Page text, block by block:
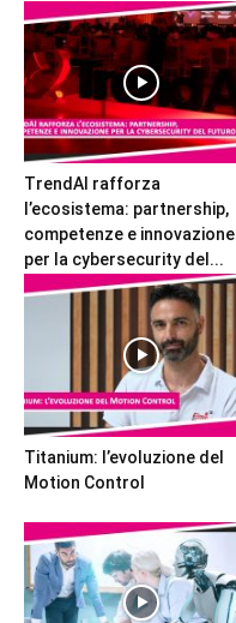
TrendAI rafforza
l’ecosistema: partnership,
competenze e innovazione
per la cybersecurity del...
Titanium: l’evoluzione del
Motion Control